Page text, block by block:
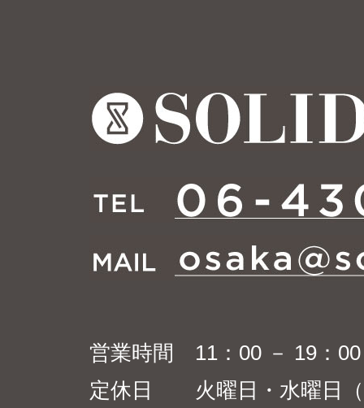
営業時間 11：00 － 19：00
定休日 火曜日・水曜日（